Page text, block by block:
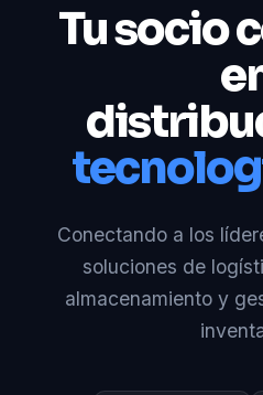
Tu socio
Conectando a los
soluciones de
almacenamiento y